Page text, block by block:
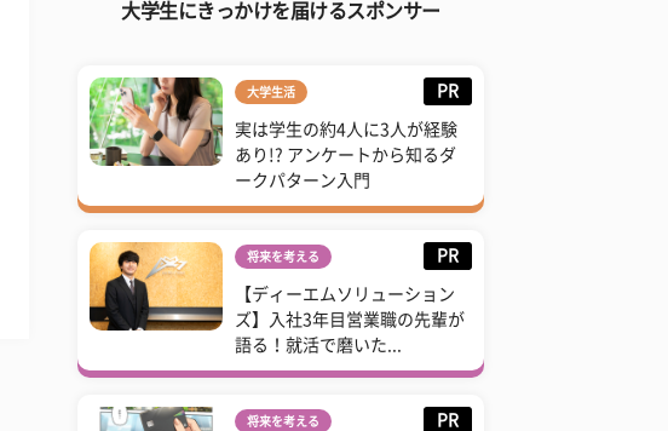
大学生にきっかけを届けるスポンサー
大学生活 PR
実は学生の約4人に3人が経験
あり!? アンケートから知るダ
ークパターン入門
将来を考える PR
【ディーエムソリューション
ズ】入社3年目営業職の先輩が
語る！就活で磨いた...
将来を考える PR